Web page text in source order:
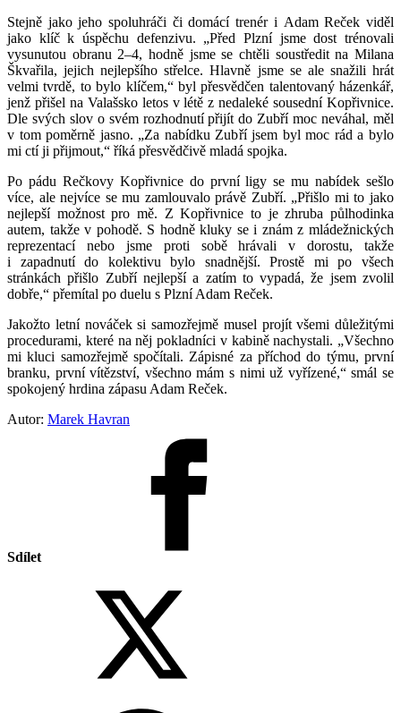
Stejně jako jeho spoluhráči či domácí trenér i Adam Reček viděl
jako klíč k úspěchu defenzivu. „Před Plzní jsme dost trénovali
vysunutou obranu 2–4, hodně jsme se chtěli soustředit na Milana
Škvařila, jejich nejlepšího střelce. Hlavně jsme se ale snažili hrát
velmi tvrdě, to bylo klíčem,“ byl přesvědčen talentovaný házenkář,
jenž přišel na Valašsko letos v létě z nedaleké sousední Kopřivnice.
Dle svých slov o svém rozhodnutí přijít do Zubří moc neváhal, měl
v tom poměrně jasno. „Za nabídku Zubří jsem byl moc rád a bylo
mi ctí ji přijmout,“ říká přesvědčivě mladá spojka.
Po pádu Rečkovy Kopřivnice do první ligy se mu nabídek sešlo
více, ale nejvíce se mu zamlouvalo právě Zubří. „Přišlo mi to jako
nejlepší možnost pro mě. Z Kopřivnice to je zhruba půlhodinka
autem, takže v pohodě. S hodně kluky se i znám z mládežnických
reprezentací nebo jsme proti sobě hrávali v dorostu, takže
i zapadnutí do kolektivu bylo snadnější. Prostě mi po všech
stránkách přišlo Zubří nejlepší a zatím to vypadá, že jsem zvolil
dobře,“ přemítal po duelu s Plzní Adam Reček.
Jakožto letní nováček si samozřejmě musel projít všemi důležitými
procedurami, které na něj pokladníci v kabině nachystali. „Všechno
mi kluci samozřejmě spočítali. Zápisné za příchod do týmu, první
branku, první vítězství, všechno mám s nimi už vyřízené,“ smál se
spokojený hrdina zápasu Adam Reček.
Autor: Marek Havran
Sdílet